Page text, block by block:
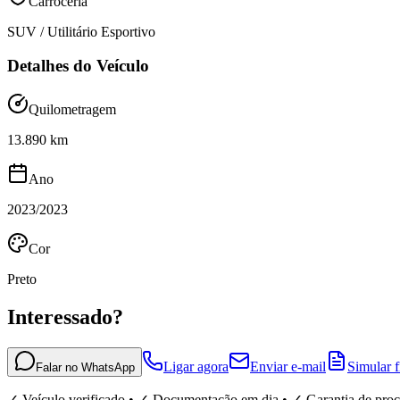
SUV / Utilitário Esportivo
Detalhes do Veículo
Quilometragem
13.890 km
Ano
2023/2023
Cor
Preto
Interessado?
Falar no WhatsApp Ligar agora Enviar e-mail Simular